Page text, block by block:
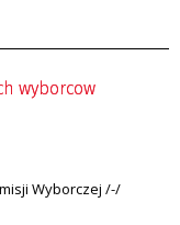
wyborcow
Wyborczej /-/